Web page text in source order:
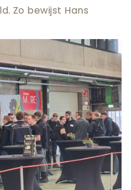
Zo bewijst Hans